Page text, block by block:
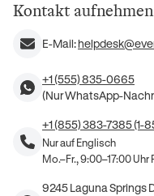
Kontakt aufnehmen
E-Mail:
+1 (555) 835-0665
(Nur WhatsApp-
+1 (855) 383-7385 (1-
Nur auf Englisch
Mo.–Fr., 9:00–17:00 Uhr
9245 Laguna Springs